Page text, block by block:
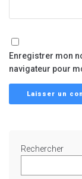
Enregistrer mon
navigateur pour
Rechercher